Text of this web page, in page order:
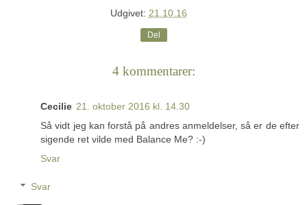
Udgivet: 21.10.16
Del
4 kommentarer:
Cecilie 21. oktober 2016 kl. 14.30
Så vidt jeg kan forstå på andres anmeldelser, så er de efter
sigende ret vilde med Balance Me? :-)
Svar
Svar